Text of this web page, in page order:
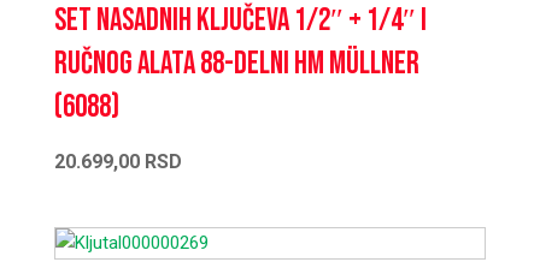
Set nasadnih ključeva 1/2″ + 1/4″ i
ručnog alata 88-delni HM Müllner
(6088)
20.699,00 RSD